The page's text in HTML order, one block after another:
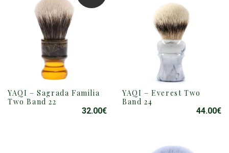
YAQI – Sagrada Familia
Two Band 22
32.00€
YAQI – Everest Two
Band 24
44.00€